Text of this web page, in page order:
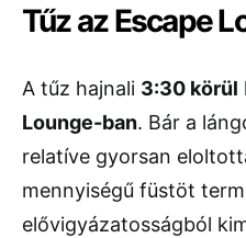
Tűz az Escape
A tűz hajnali 3:30 körül
Lounge-ban. Bár a
relatíve gyorsan
mennyiségű füstöt
elővigyázatosságból